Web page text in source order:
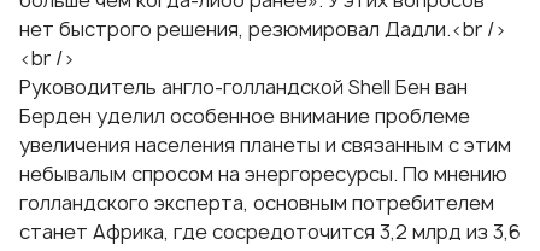
нет быстрого решения, резюмировал Дадли.<br />
<br />
Руководитель англо-голландской Shell Бен ван
Берден уделил особенное внимание проблеме
увеличения населения планеты и связанным с этим
небывалым спросом на энергоресурсы. По мнению
голландского эксперта, основным потребителем
станет Африка, где сосредоточится 3,2 млрд из 3,6